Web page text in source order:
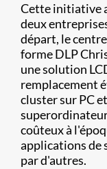
Cette initiative
deux
départ, le
forme DLP
une solution
remplacement
cluster sur PC
coûteux à
applications de
par d'autres.